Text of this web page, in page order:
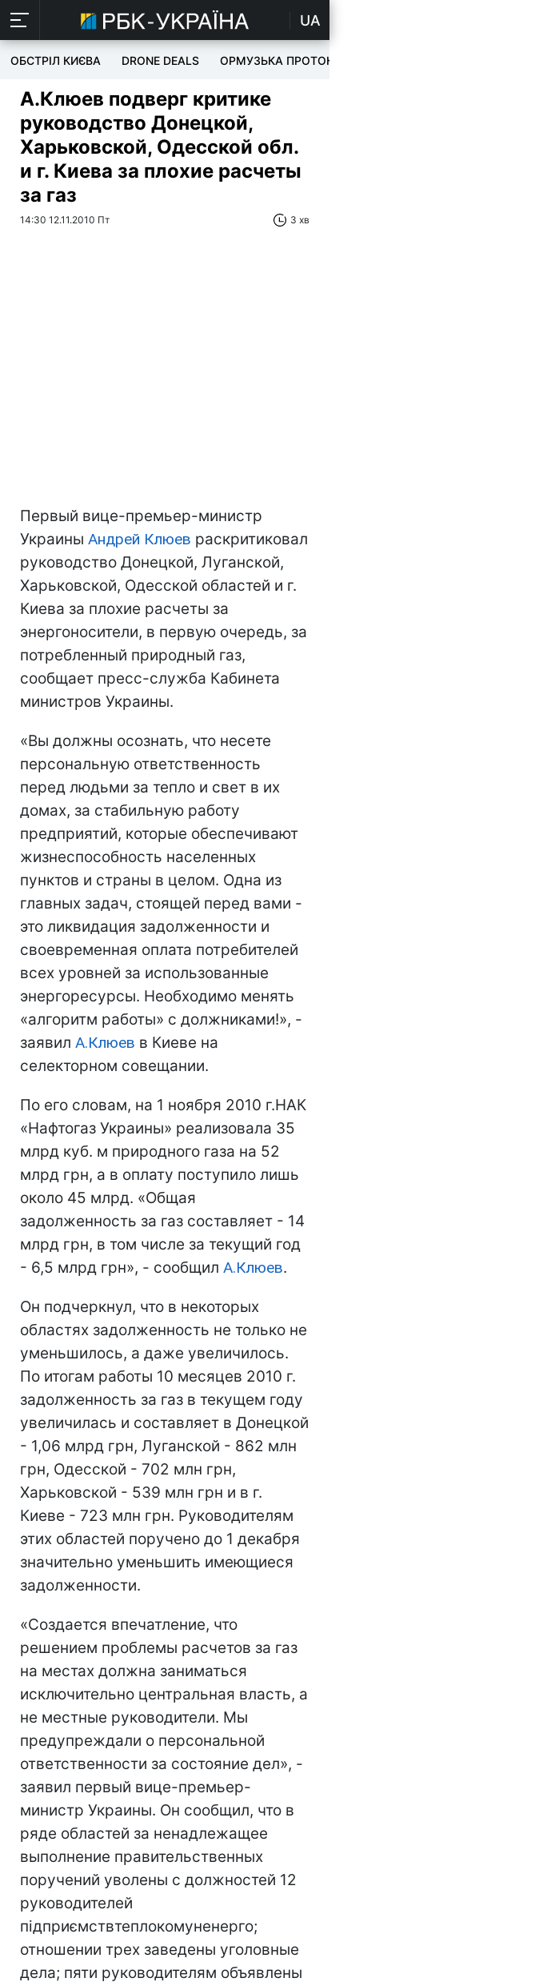
UA
ОБСТРІЛ КИЄВА DRONE DEALS ОРМУЗЬКА ПРОТОКА
А.Клюев подверг критике
руководство Донецкой,
Харьковской, Одесской обл.
и г. Киева за плохие расчеты
за газ
14:30 12.11.2010 Пт 3 хв
Первый вице-премьер-министр
Украины Андрей Клюев раскритиковал
руководство Донецкой, Луганской,
Харьковской, Одесской областей и г.
Киева за плохие расчеты за
энергоносители, в первую очередь, за
потребленный природный газ,
сообщает пресс-служба Кабинета
министров Украины.
«Вы должны осознать, что несете
персональную ответственность
перед людьми за тепло и свет в их
домах, за стабильную работу
предприятий, которые обеспечивают
жизнеспособность населенных
пунктов и страны в целом. Одна из
главных задач, стоящей перед вами -
это ликвидация задолженности и
своевременная оплата потребителей
всех уровней за использованные
энергоресурсы. Необходимо менять
«алгоритм работы» с должниками!», -
заявил А.Клюев в Киеве на
селекторном совещании.
По его словам, на 1 ноября 2010 г.НАК
«Нафтогаз Украины» реализовала 35
млрд куб. м природного газа на 52
млрд грн, а в оплату поступило лишь
около 45 млрд. «Общая
задолженность за газ составляет - 14
млрд грн, в том числе за текущий год
- 6,5 млрд грн», - сообщил А.Клюев.
Он подчеркнул, что в некоторых
областях задолженность не только не
уменьшилось, а даже увеличилось.
По итогам работы 10 месяцев 2010 г.
задолженность за газ в текущем году
увеличилась и составляет в Донецкой
- 1,06 млрд грн, Луганской - 862 млн
грн, Одесской - 702 млн грн,
Харьковской - 539 млн грн и в г.
Киеве - 723 млн грн. Руководителям
этих областей поручено до 1 декабря
значительно уменьшить имеющиеся
задолженности.
«Создается впечатление, что
решением проблемы расчетов за газ
на местах должна заниматься
исключительно центральная власть, а
не местные руководители. Мы
предупреждали о персональной
ответственности за состояние дел», -
заявил первый вице-премьер-
министр Украины. Он сообщил, что в
ряде областей за ненадлежащее
выполнение правительственных
поручений уволены с должностей 12
руководителей
підприємствтеплокомуненерго;
отношении трех заведены уголовные
дела; пяти руководителям объявлены